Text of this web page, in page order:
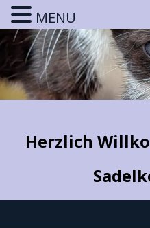
Herzlich
MENU